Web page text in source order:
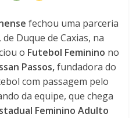
fechou uma parceria
, de Duque de Caxias, na
o Futebol Feminino no
Passos,fundadora do
com passagem pelo
da equipe, que chega
Feminino Adulto